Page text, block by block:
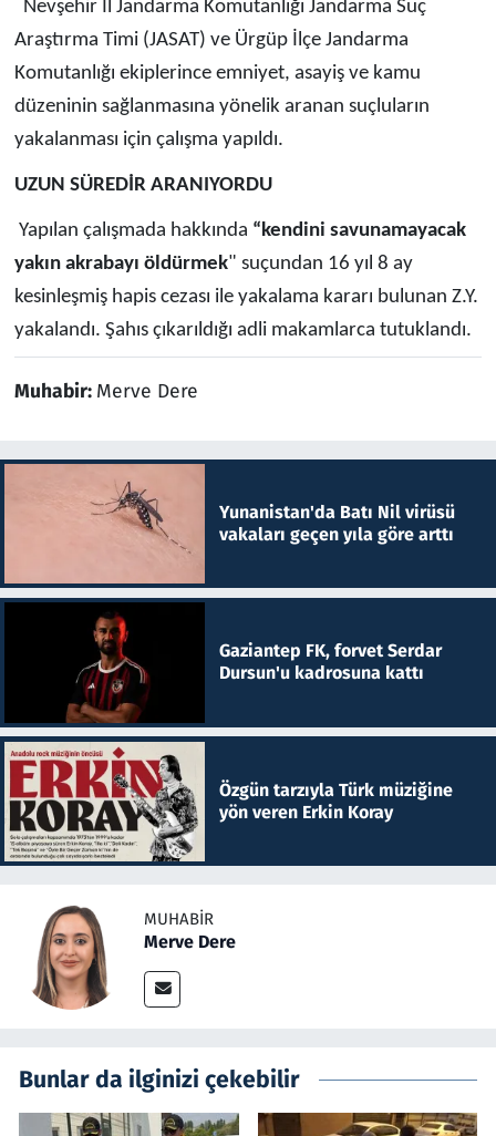
Nevşehir İl Jandarma Komutanlığı Jandarma Suç
Araştırma Timi (JASAT) ve Ürgüp İlçe Jandarma
Komutanlığı ekiplerince emniyet, asayiş ve kamu
düzeninin sağlanmasına yönelik aranan suçluların
yakalanması için çalışma yapıldı.
UZUN SÜREDİR ARANIYORDU
Yapılan çalışmada hakkında “kendini savunamayacak
yakın akrabayı öldürmek" suçundan 16 yıl 8 ay
kesinleşmiş hapis cezası ile yakalama kararı bulunan Z.Y.
yakalandı. Şahıs çıkarıldığı adli makamlarca tutuklandı.
Muhabir: Merve Dere
Yunanistan'da Batı Nil virüsü
vakaları geçen yıla göre arttı
Gaziantep FK, forvet Serdar
Dursun'u kadrosuna kattı
Özgün tarzıyla Türk müziğine
yön veren Erkin Koray
MUHABIR
Merve Dere
Bunlar da ilginizi çekebilir
Spor
Televizyon